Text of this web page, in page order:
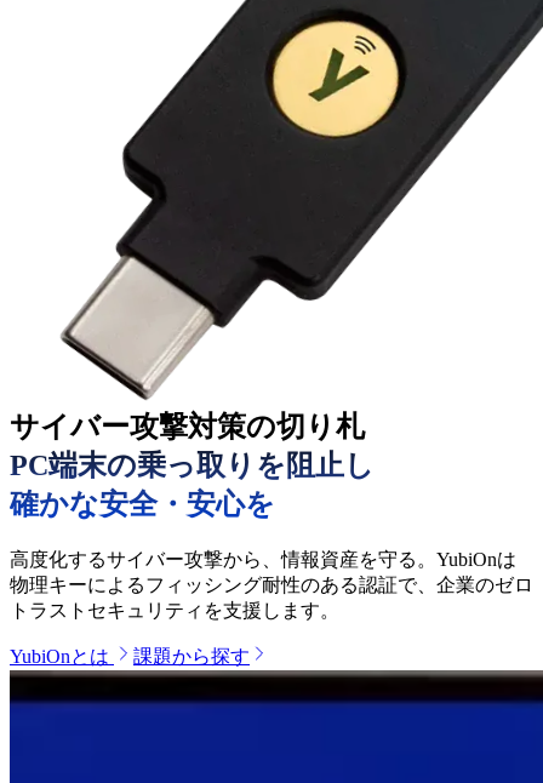
サイバー攻撃対策の切り札
PC端末の乗っ取りを阻止し
確かな安全・安心を
高度化するサイバー攻撃から、情報資産を守る。YubiOnは
物理キーによるフィッシング耐性のある認証で、企業のゼロ
トラストセキュリティを支援します。
YubiOnとは 課題から探す